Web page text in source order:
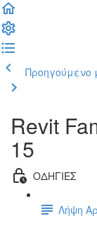
Προηγούμενο
Revit
15
ΟΔΗΓΙΕΣ
Λήψη